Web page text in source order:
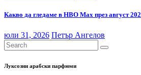
Какво да гледаме в HBO Max през август
юли 31, 2026 Петър Ангелов
Луксозни арабски парфюми